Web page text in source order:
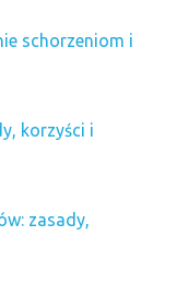
schorzeniom i
korzyści i
zasady,